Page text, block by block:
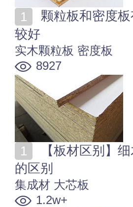
较好
实木颗粒板 密度板
8927
的区别
集成材 大芯板
1.2w+